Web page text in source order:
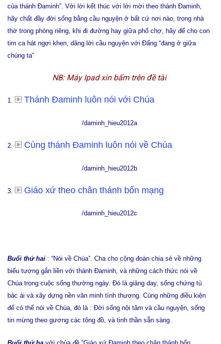
của thánh Đaminh”. Với lời kết thúc với lời mời theo thánh Đaminh,
hãy chất đầy đời sống bằng cầu nguyện ở bất cứ nơi nào, trong nhà
thờ trong phòng riêng, khi đi đường hay giữa phố chợ, hãy để cho con
tim ca hát ngợi khen, dâng lời cầu nguyện với Đấng “đang ở giữa
chúng ta”
NB: Máy Ipad xin bấm trên đề tài
1. Thánh Đaminh luôn nói với Chúa
/daminh_hieu2012a
2. Cùng thánh Đaminh luôn nói về Chúa
/daminh_hieu2012b
3. Giáo xứ theo chân thánh bổn mạng
/daminh_hieu2012c
Buổi thứ hai : “Nói về Chúa”. Cha cho cộng đoàn chia sẻ về những
biểu tượng gắn liền với thánh Đaminh, và những cách thức nói về
Chúa trong cuộc sống thường ngày. Đó là giảng day, sống chứng tù
bác ái và xây dựng nền văn minh tình thương. Cùng những điều kiện
để có thể nói về Chúa, đó là : Đời sống nội tâm và cầu nguyện, sống
tin mừng theo gương các tông đồ, và tinh thần sẵn sàng.